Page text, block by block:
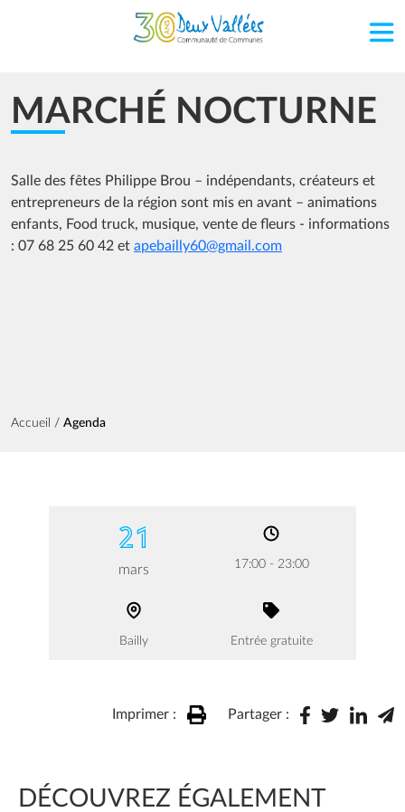
Aller au contenu principal
MARCHÉ NOCTURNE
Salle des fêtes Philippe Brou – indépendants, créateurs et
entrepreneurs de la région sont mis en avant – animations
enfants, Food truck, musique, vente de fleurs - informations
: 07 68 25 60 42 et apebailly60@gmail.com
Fil d'Ariane
Accueil Agenda
21
mars 17:00 - 23:00
Bailly Entrée gratuite
Imprimer : Partager :
DÉCOUVREZ ÉGALEMENT